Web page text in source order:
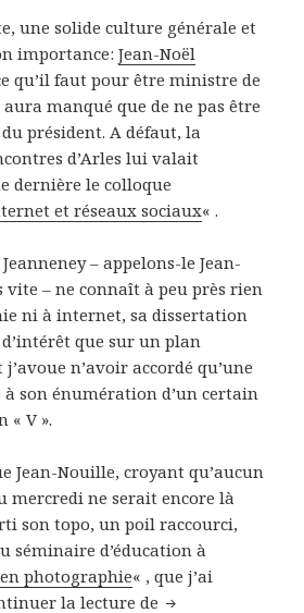
une solide culture générale et
importance:Jean-Noël
qu’il faut pour être ministre de
manqué que de ne pas être
président. A défaut, la
d’Arles lui valait
dernière le colloque
et réseaux sociaux« .
– appelons-le Jean-
– ne connaît à peu près rien
ni à internet, sa dissertation
que sur un plan
n’avoir accordé qu’une
son énumération d’un certain
« V ».
Jean-Nouille, croyant qu’aucun
mercredi ne serait encore là
son topo, un poil raccourci,
séminaire d’éducation à
photographie« , que j’ai
la lecture de La vertu, au